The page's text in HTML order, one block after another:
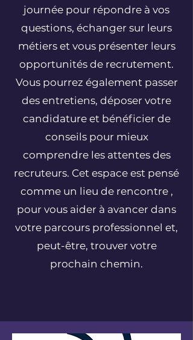
journée pour répondre à vos
questions, échanger sur leurs
métiers et vous présenter leurs
opportunités de recrutement.
Vous pourrez également passer
des entretiens, déposer votre
candidature et bénéficier de
conseils pour mieux
comprendre les attentes des
recruteurs. Cet espace est pensé
comme un lieu de rencontre ,
pour vous aider à avancer dans
votre parcours professionnel et,
peut-être, trouver votre
prochain chemin.